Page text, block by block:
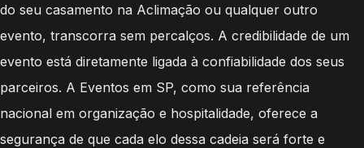
do seu casamento na Aclimação ou qualquer outro
evento, transcorra sem percalços. A credibilidade de um
evento está diretamente ligada à confiabilidade dos seus
parceiros. A Eventos em SP, como sua referência
nacional em organização e hospitalidade, oferece a
segurança de que cada elo dessa cadeia será forte e